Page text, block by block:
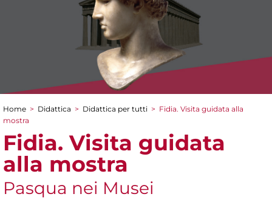
Tu sei qui
Home > Didattica > Didattica per tutti > Fidia. Visita guidata alla
mostra
Fidia. Visita guidata
alla mostra
Pasqua nei Musei